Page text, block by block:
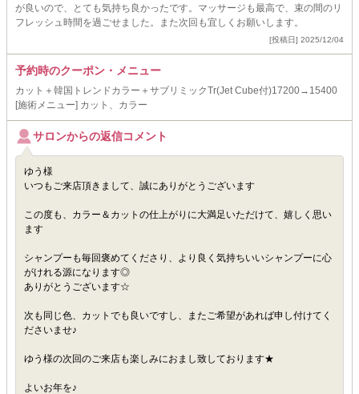
が良いので、とても気持ち良かったです。マッサージも最高で、束の間のリ
フレッシュ時間を過ごせました。また次回も宜しくお願いします。
[投稿日] 2025/12/04
予約時のクーポン・メニュー
カット＋韓国トレンドカラー＋サブリミックTr(Jet Cube付)17200→15400
[施術メニュー] カット、カラー
サロンからの返信コメント
ゆう様
いつもご来店頂きまして、誠にありがとうございます
この度も、カラー＆カットの仕上がりに大満足いただけて、嬉しく思い
ます
シャンプーも毎回褒めてくださり、より良く気持ちいいシャンプーに心
がけれる源になります◎
ありがとうございます☆
次も同じ色、カットでも良いですし、またご希望があれば申し付けてく
ださいませ♪
ゆう様の次回のご来店も楽しみにおまし致しております★
よいお年を♪